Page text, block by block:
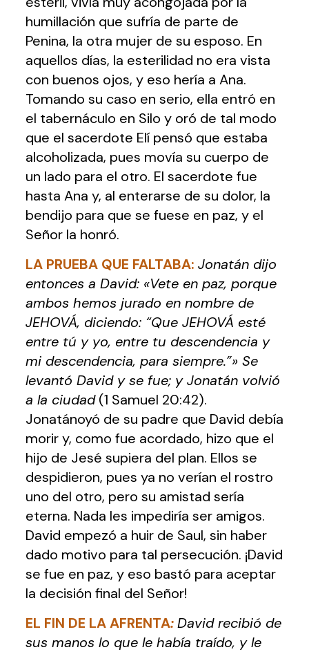
humillación que sufría de parte de
Penina, la otra mujer de su esposo. En
aquellos días, la esterilidad no era vista
con buenos ojos, y eso hería a Ana.
Tomando su caso en serio, ella entró en
el tabernáculo en Silo y oró de tal modo
que el sacerdote Elí pensó que estaba
alcoholizada, pues movía su cuerpo de
un lado para el otro. El sacerdote fue
hasta Ana y, al enterarse de su dolor, la
bendijo para que se fuese en paz, y el
Señor la honró.
LA PRUEBA QUE FALTABA: Jonatán dijo
entonces a David: «Vete en paz, porque
ambos hemos jurado en nombre de
JEHOVÁ, diciendo: “Que JEHOVÁ esté
entre tú y yo, entre tu descendencia y
mi descendencia, para siempre.”» Se
levantó David y se fue; y Jonatán volvió
a la ciudad(1 Samuel 20:42).
Jonatánoyó de su padre que David debía
morir y, como fue acordado, hizo que el
hijo de Jesé supiera del plan. Ellos se
despidieron, pues ya no verían el rostro
uno del otro, pero su amistad sería
eterna. Nada les impediría ser amigos.
David empezó a huir de Saul, sin haber
dado motivo para tal persecución. ¡David
se fue en paz, y eso bastó para aceptar
la decisión final del Señor!
EL FIN DE LA AFRENTA:David recibió de
sus manos lo que le había traído, y le